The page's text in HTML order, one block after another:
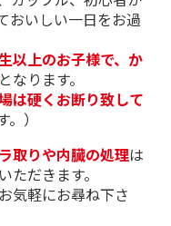
１
おいしい一日をお過
以上のお子様で、か
なります。
は硬くお断り致して
）
取りや内臓の処理は
だきます。
気軽にお尋ね下さ